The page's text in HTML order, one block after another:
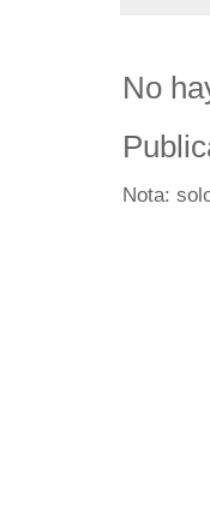
No
Nota: